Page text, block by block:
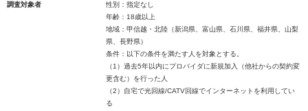
調査対象者
性別：指定なし
年齢：18歳以上
地域：甲信越・北陸（新潟県、富山県、石川県、福井県、山梨
県、長野県）
条件：以下の条件を満たす人を対象とする。
（1）過去5年以内にプロバイダに新規加入（他社からの契約変
更含む）を行った人
（2）自宅で光回線/CATV回線でインターネットを利用してい
る